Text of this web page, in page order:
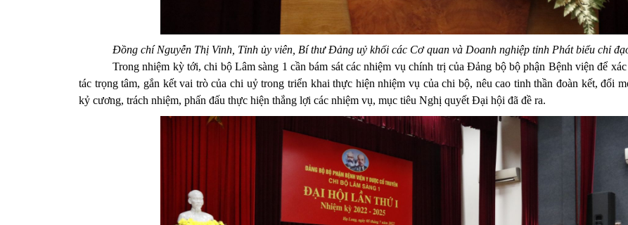
Đồng chí Nguyễn Thị Vinh, Tỉnh ủy viên, Bí thư Đảng uỷ khối các Cơ quan và Doanh nghiệp tỉnh Phát biểu chỉ
Trong nhiệm kỳ tới, chi bộ Lâm sàng 1 cần bám sát các nhiệm vụ chính trị của Đảng bộ bộ phận Bệnh viện để xác
tác trọng tâm, gắn kết vai trò của chi uỷ trong triển khai thực hiện nhiệm vụ của chi bộ, nêu cao tinh thần đoàn kết, đổi
kỷ cương, trách nhiệm, phấn đấu thực hiện thắng lợi các nhiệm vụ, mục tiêu Nghị quyết Đại hội đã đề ra.